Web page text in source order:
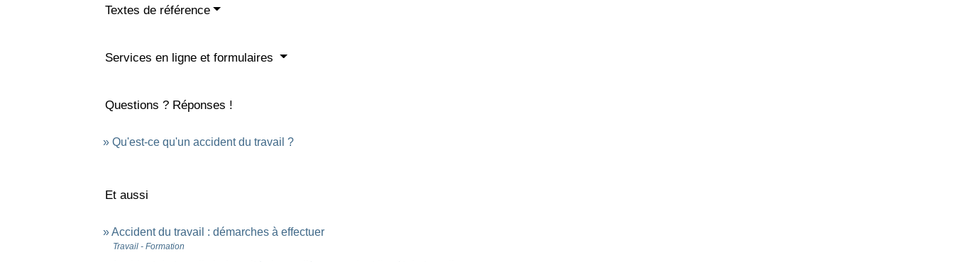
Textes de référence
Services en ligne et formulaires
Questions ? Réponses !
Qu'est-ce qu'un accident du travail ?
Et aussi
Accident du travail : démarches à effectuer
Travail - Formation